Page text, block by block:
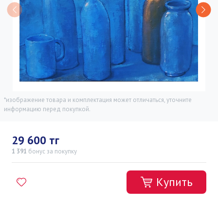
*изображение товара и комплектация может отличаться, уточните
информацию перед покупкой.
29 600 тг
1 391 бонус за покупку
Купить